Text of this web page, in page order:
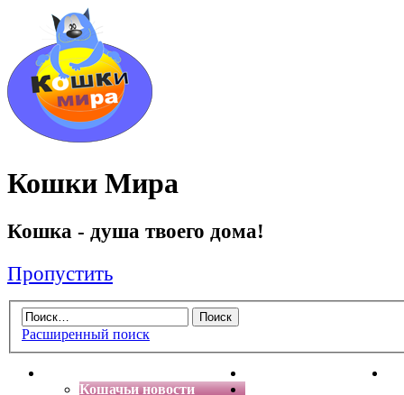
Кошки Мира
Кошка - душа твоего дома!
Пропустить
Расширенный поиск
Кошачьи новости
Энциклопедия кошек